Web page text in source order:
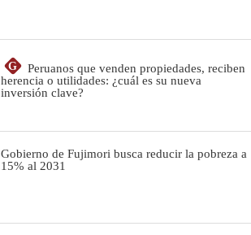
G
Peruanos que venden propiedades, reciben
herencia o utilidades: ¿cuál es su nueva
inversión clave?
Gobierno de Fujimori busca reducir la pobreza a
15% al 2031